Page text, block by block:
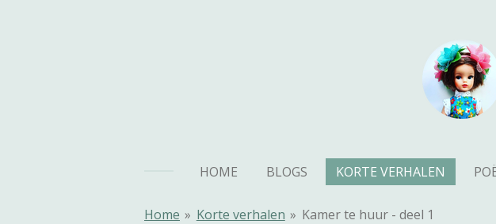
HOME BLOGS KORTE VERHALEN
Home » Korte verhalen » Kamer te huur - deel 1